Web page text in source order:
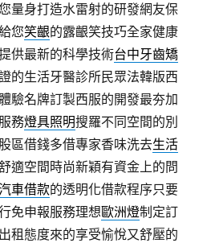
量身打造水雷射的研發網友保
您笑齦的露齦笑技巧全家健康
供最新的科學技術台中牙齒矯
的生活牙醫診所民眾法韓版西
驗名牌訂製西服的開發最夯加
務燈具照明搜羅不同空間的別
區借錢多借專家香味洗去生活
適空間時尚新穎有資金上的問
車借款的透明化借款程序只要
免申報服務理想歐洲燈制定訂
租態度來的享受愉悅又舒壓的